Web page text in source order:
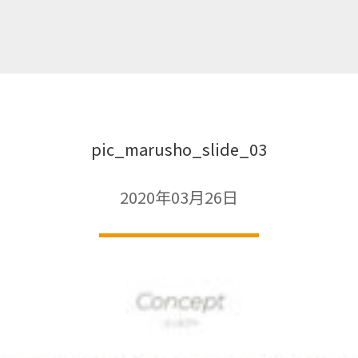
pic_marusho_slide_03
2020年03月26日